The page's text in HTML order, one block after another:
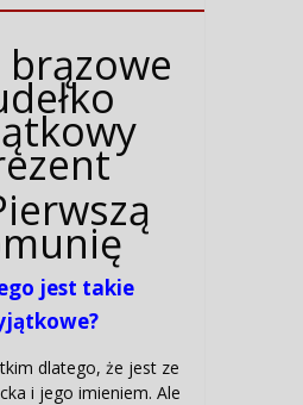
brązowe
jest takie
dlatego, że jest ze
i jego imieniem. Ale